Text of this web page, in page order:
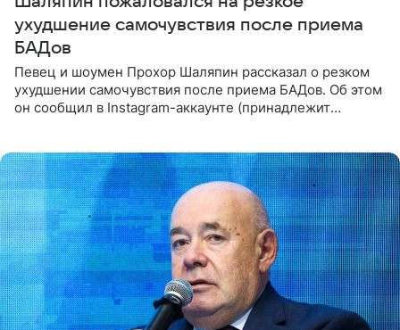
ухудшение самочувствия после приема
БАДов
Певец и шоумен Прохор Шаляпин рассказал о резком
ухудшении самочувствия после приема БАДов. Об этом
он сообщил в Instagram-аккаунте (принадлежит